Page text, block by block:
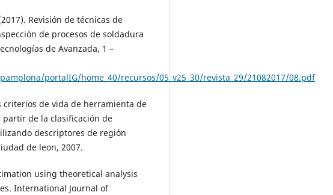
Revisión de técnicas de
de procesos de soldadura
de Avanzada, 1 –
portalIG/home_40/recursos/05_v25_30/revista_29/21082017/08.pdf
criterios de vida de herramienta de
de la clasificación de
descriptores de región
de leon, 2007.
using theoretical analysis
International Journal of